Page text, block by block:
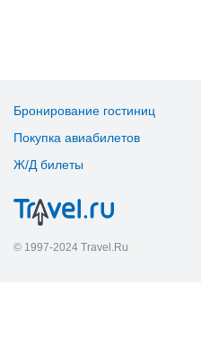
Бронирование гостиниц
Покупка авиабилетов
Ж/Д билеты
© 1997-2024 Travel.Ru